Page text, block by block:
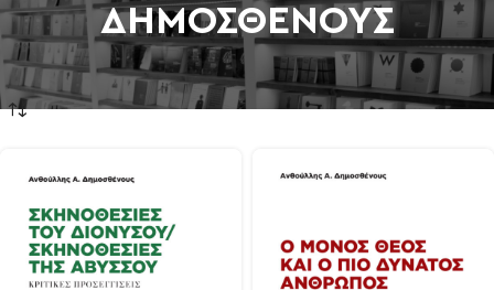
ΔΗΜΟΣΘΕΝΟΥΣ
Αρχική σελίδα
/
Προϊόντα με ετικέτα “ΑΝΘΟΥΛΛΗΣ Α. ΔΗΜΟΣΘΕΝΟΥΣ”